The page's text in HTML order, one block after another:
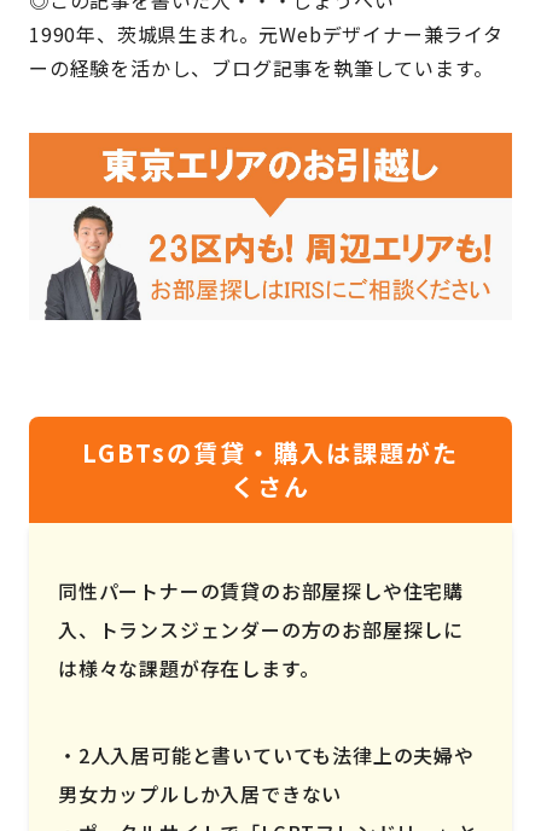
1990年、茨城県生まれ。元Webデザイナー兼ライタ
ーの経験を活かし、ブログ記事を執筆しています。
LGBTsの賃貸・購入は課題がた
くさん
同性パートナーの賃貸のお部屋探しや住宅購
入、トランスジェンダーの方のお部屋探しに
は様々な課題が存在します。
2人入居可能と書いていても法律上の夫婦や
男女カップルしか入居できない